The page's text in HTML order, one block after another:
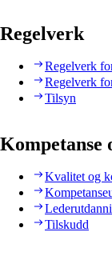
Regelverk
Regelverk
Regelverk
Tilsyn
Kompetanse
Kvalitet og
Tilskudd